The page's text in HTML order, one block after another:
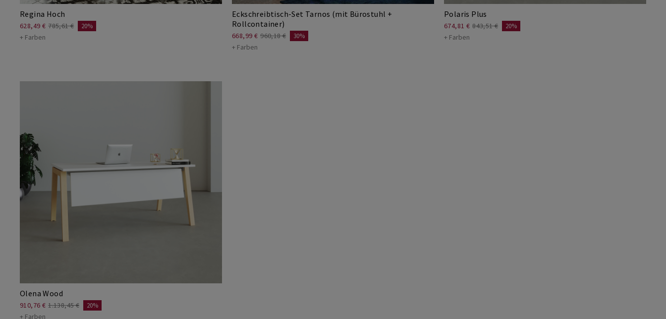
Regina Hoch
628,49 € 785,61 € 20%
+ Farben
Eckschreibtisch-Set Tarnos (mit Bürostuhl +
Rollcontainer)
668,99 € 960,18 € 30%
+ Farben
Polaris Plus
674,81 € 843,51 € 20%
+ Farben
Olena Wood
910,76 € 1.138,45 € 20%
+ Farben